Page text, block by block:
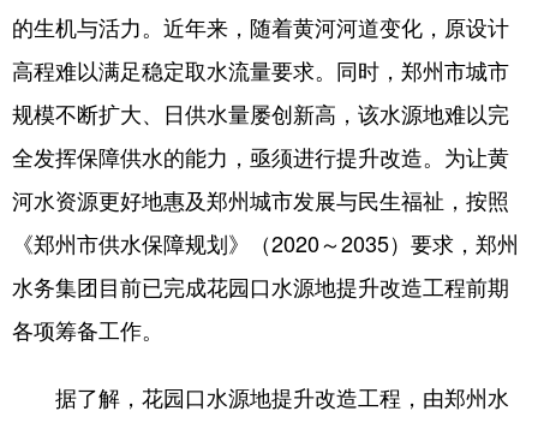
地方频道
山西 辽宁 吉林
上海 江苏 浙江
安徽 福建 江西
山东 河南 湖北
湖南
海南 重庆 四川
的生机与活力。近年来，随着黄河河道变化，原设计
高程难以满足稳定取水流量要求。同时，郑州市城市
规模不断扩大、日供水量屡创新高，该水源地难以完
全发挥保障供水的能力，亟须进行提升改造。为让黄
河水资源更好地惠及郑州城市发展与民生福祉，按照
《郑州市供水保障规划》（2020～2035）要求，郑州
水务集团目前已完成花园口水源地提升改造工程前期
各项筹备工作。
据了解，花园口水源地提升改造工程，由郑州水